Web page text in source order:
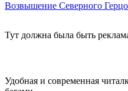
Возвышение Северного
Тут должна была быть
Удобная и современная